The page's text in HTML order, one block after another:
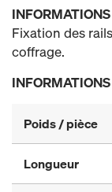
Fixation des
coffrage.
Poids / pièce
Longueur